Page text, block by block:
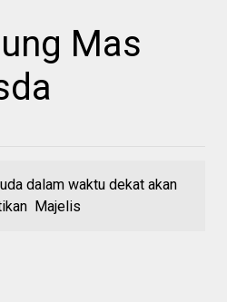
Mas
dalam waktu dekat akan
Majelis